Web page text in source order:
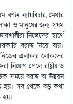
ন্যায়বিচার, মেধার
ও মানুষের জন্য সুষম
নিজেদের স্বার্থে
বরাদ্দ নিয়ে যায়।
নিজের এলাকার লোকদের
নিয়োগ পেলে রাষ্ট্রীয় ও
সময়ে বরাদ্দ বা উন্নয়ন
হয়। সব থেকে বড় কথা
হয়।